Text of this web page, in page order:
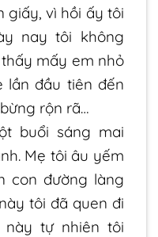
giấy, vì hồi ấy tôi
nay tôi không
mấy em nhỏ
lần đầu tiên đến
rộn rã…
buổi sáng mai
Mẹ tôi âu yếm
con đường làng
tôi đã quen đi
này tự nhiên tôi